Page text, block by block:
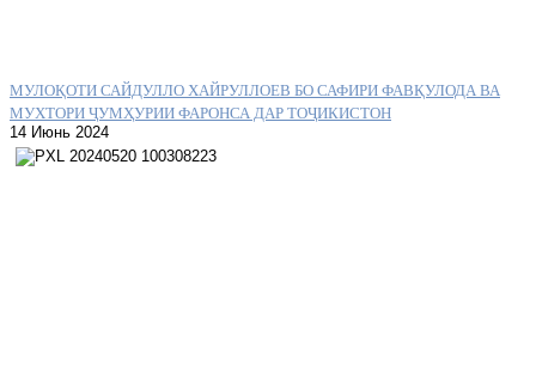
МУЛОҚОТИ САЙДУЛЛО ХАЙРУЛЛОЕВ БО САФИРИ ФАВҚУЛОДА ВА
МУХТОРИ ҶУМҲУРИИ ФАРОНСА ДАР ТОҶИКИСТОН
14 Июнь 2024